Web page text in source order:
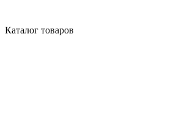
Каталог товаров